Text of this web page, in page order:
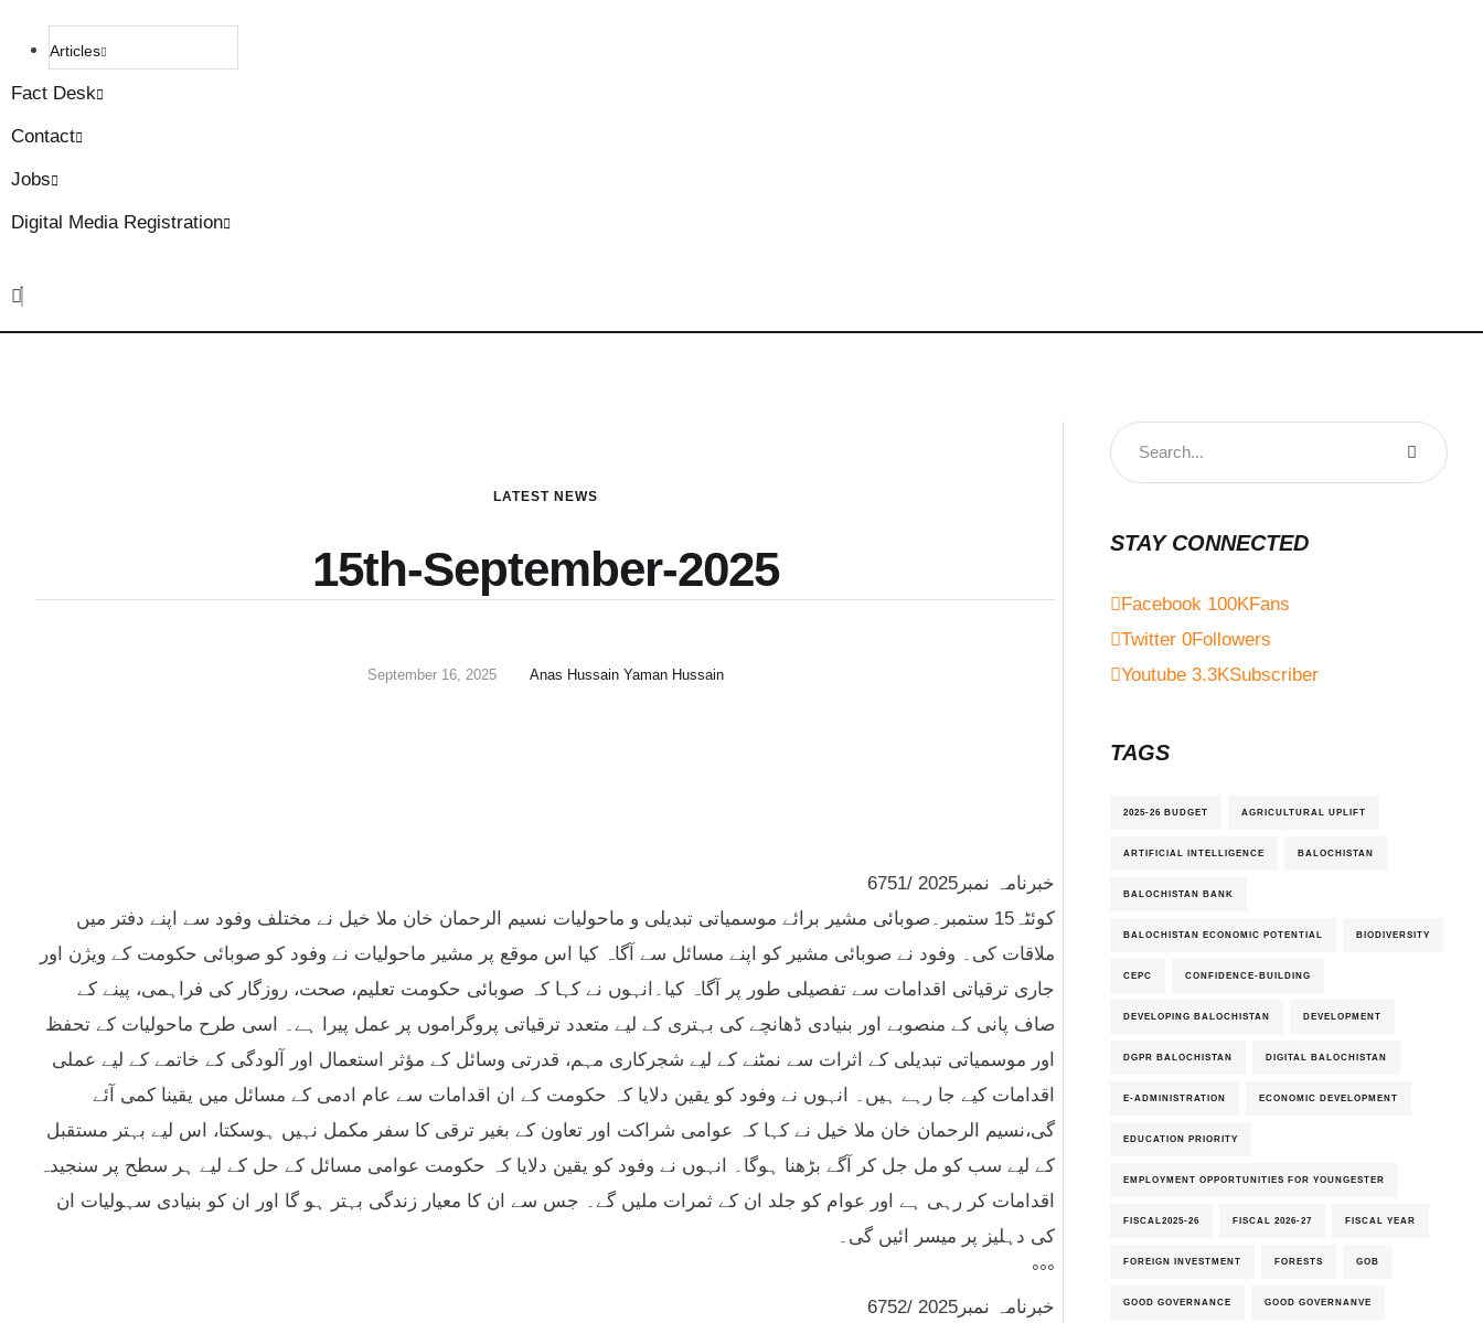
Articles
Fact Desk
Contact
Jobs
Digital Media Registration
LATEST NEWS
15th-September-2025
September 16, 2025 Anas Hussain Yaman Hussain
خبرنامہ نمبر2025 /6751
کوئٹہ15 ستمبر۔صوبائی مشیر برائے موسمیاتی تبدیلی و ماحولیات نسیم الرحمان خان ملا خیل نے مختلف وفود سے اپنے دفتر میں
ملاقات کی۔ وفود نے صوبائی مشیر کو اپنے مسائل سے آگاہ کیا اس موقع پر مشیر ماحولیات نے وفود کو صوبائی حکومت کے ویژن اور
جاری ترقیاتی اقدامات سے تفصیلی طور پر آگاہ کیا۔انہوں نے کہا کہ صوبائی حکومت تعلیم، صحت، روزگار کی فراہمی، پینے کے
صاف پانی کے منصوبے اور بنیادی ڈھانچے کی بہتری کے لیے متعدد ترقیاتی پروگراموں پر عمل پیرا ہے۔ اسی طرح ماحولیات کے تحفظ
اور موسمیاتی تبدیلی کے اثرات سے نمٹنے کے لیے شجرکاری مہم، قدرتی وسائل کے مؤثر استعمال اور آلودگی کے خاتمے کے لیے عملی
اقدامات کیے جا رہے ہیں۔ انہوں نے وفود کو یقین دلایا کہ حکومت کے ان اقدامات سے عام ادمی کے مسائل میں یقینا کمی آئے
گی،نسیم الرحمان خان ملا خیل نے کہا کہ عوامی شراکت اور تعاون کے بغیر ترقی کا سفر مکمل نہیں ہوسکتا، اس لیے بہتر مستقبل
کے لیے سب کو مل جل کر آگے بڑھنا ہوگا۔ انہوں نے وفود کو یقین دلایا کہ حکومت عوامی مسائل کے حل کے لیے ہر سطح پر سنجیدہ
اقدامات کر رہی ہے اور عوام کو جلد ان کے ثمرات ملیں گے۔ جس سے ان کا معیار زندگی بہتر ہو گا اور ان کو بنیادی سہولیات ان
کی دہلیز پر میسر ائیں گی۔
°°°
خبرنامہ نمبر2025 /6752
STAY CONNECTED
Facebook 100KFans
Twitter 0Followers
Youtube 3.3KSubscriber
TAGS
2025-26 BUDGET AGRICULTURAL UPLIFT
ARTIFICIAL INTELLIGENCE BALOCHISTAN
BALOCHISTAN BANK
BALOCHISTAN ECONOMIC POTENTIAL BIODIVERSITY
CEPC CONFIDENCE-BUILDING
DEVELOPING BALOCHISTAN DEVELOPMENT
DGPR BALOCHISTAN DIGITAL BALOCHISTAN
E-ADMINISTRATION ECONOMIC DEVELOPMENT
EDUCATION PRIORITY
EMPLOYMENT OPPORTUNITIES FOR YOUNGESTER
FISCAL2025-26 FISCAL 2026-27 FISCAL YEAR
FOREIGN INVESTMENT FORESTS GOB
GOOD GOVERNANCE GOOD GOVERNANVE